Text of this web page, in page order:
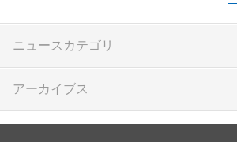
ニュースカテゴリ
アーカイブス